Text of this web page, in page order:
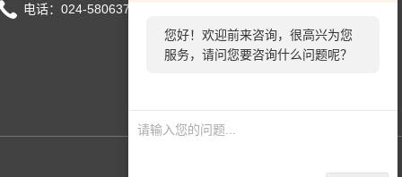
您好，看您停留很久了，是否找到
了需求产品，您可以直接在线与我
电话：024-58063777/58033888